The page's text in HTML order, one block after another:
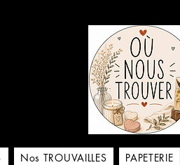
maison
Nos TROUVAILLES PAPETERIE